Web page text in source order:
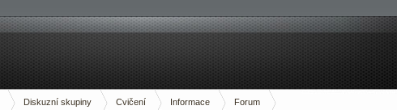
Diskuzní skupiny Cvičení Informace Forum